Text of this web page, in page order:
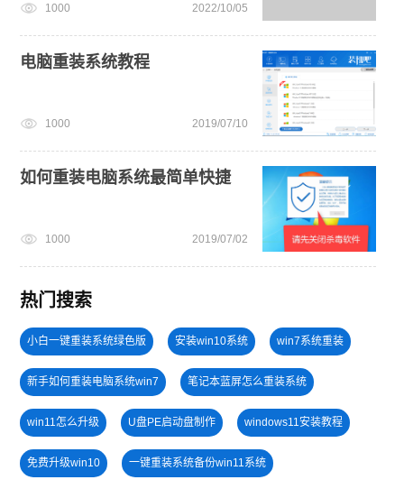
1000 2022/10/05
电脑重装系统教程
1000 2019/07/10
如何重装电脑系统最简单快捷
1000 2019/07/02
热门搜索
小白一键重装系统绿色版 安装win10系统 win7系统重装
新手如何重装电脑系统win7 笔记本蓝屏怎么重装系统
win11怎么升级 U盘PE启动盘制作 windows11安装教程
免费升级win10 一键重装系统备份win11系统